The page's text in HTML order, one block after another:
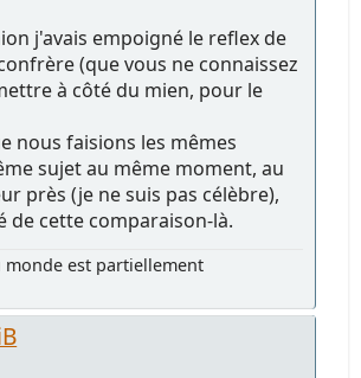
j'avais empoigné le reflex de
(que vous ne connaissez
à côté du mien, pour le
nous faisions les mêmes
sujet au même moment, au
près (je ne suis pas célèbre),
de cette comparaison-là.
monde est partiellement